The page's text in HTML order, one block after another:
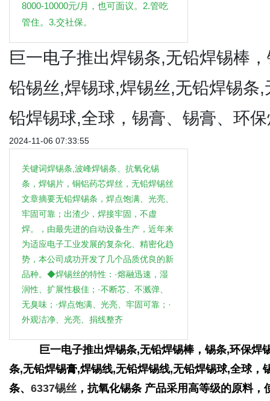
8000-10000元/月，也可面议。2.管吃
管住。3.交社保。
巨一电子推出焊锡条,无铅焊锡棒
铅锡丝,焊锡球,焊锡丝,无铅焊锡条
铅焊锡球,全球，锡膏、锡膏、环
2024-11-06 07:33:55
关键词焊锡条,波峰焊锡条、抗氧化锡
条，焊锡片，铜铝药芯焊丝，无铅焊锡丝
文章摘要无铅焊锡条，焊点饱满、光亮、
牢固可靠；出渣少，焊接牢固，不虚
焊。，由最先进的自动设备生产，近年来
为适应电子工业发展的复杂化、精密化趋
势，本公司成功开发了几个品质优良的新
品种。◆焊锡丝的特性：·熔融迅速，湿
润性、扩展性极佳；·不断芯、不溅弹、
无臭味；·焊点饱满、光亮、牢固可靠；·
外观洁净、光亮、捐线整齐
巨一电子推出焊锡条,无铅焊锡棒，锡条,环保焊锡
条,无铅焊锡膏,焊锡线,无铅焊锡线,无铅焊锡球,全球
条、 6337锡丝 ，抗氧化锡条 产品采用高等级的原料